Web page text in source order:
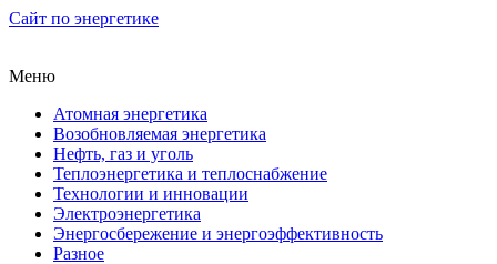
Сайт по энергетике
Меню
Атомная энергетика
Возобновляемая энергетика
Нефть, газ и уголь
Теплоэнергетика и теплоснабжение
Технологии и инновации
Электроэнергетика
Энергосбережение и энергоэффективность
Разное